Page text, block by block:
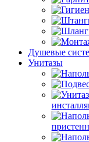
Душевые
Унитазы